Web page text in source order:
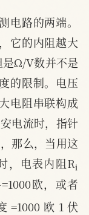
电路的两端。
它的内阻越大
Ω/V数并不是
的限制。电压
电阻串联构成
电流时，指针
那么，当用这
，电表内阻Ri
=1000欧，或者
=1000欧1伏